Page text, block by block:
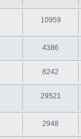
10959
4386
8242
29521
2948